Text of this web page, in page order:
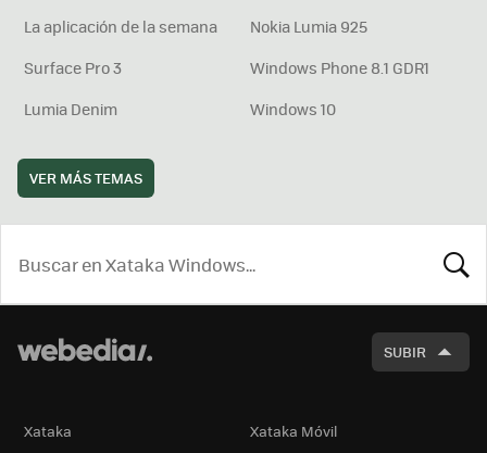
La aplicación de la semana
Nokia Lumia 925
Surface Pro 3
Windows Phone 8.1 GDR1
Lumia Denim
Windows 10
VER MÁS TEMAS
SUBIR
Xataka Xataka Móvil